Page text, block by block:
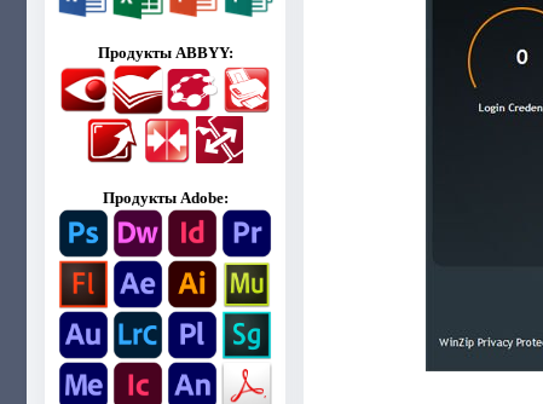
Продукты ABBYY:
Продукты Adobe: